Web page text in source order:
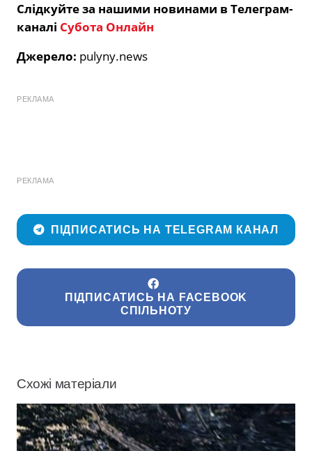
Слідкуйте за нашими новинами в Телеграм-
каналі Субота Онлайн
Джерело: pulyny.news
РЕКЛАМА
РЕКЛАМА
ПІДПИСАТИСЬ НА TELEGRAM КАНАЛ
ПІДПИСАТИСЬ НА FACEBOOK
СПІЛЬНОТУ
Схожі матеріали